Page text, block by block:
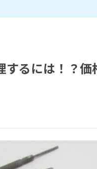
るには！？価